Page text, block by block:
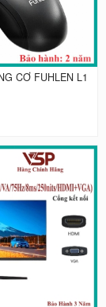
CƠ FUHLEN L1